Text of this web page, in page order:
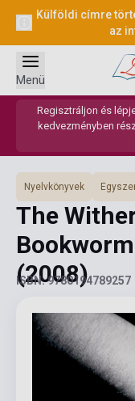
Külföldi címre
az
Regisztráljon és
kedvezményben
Menü
Nyelvkönyvek
The
(2008)
ISBN: 9780194789257